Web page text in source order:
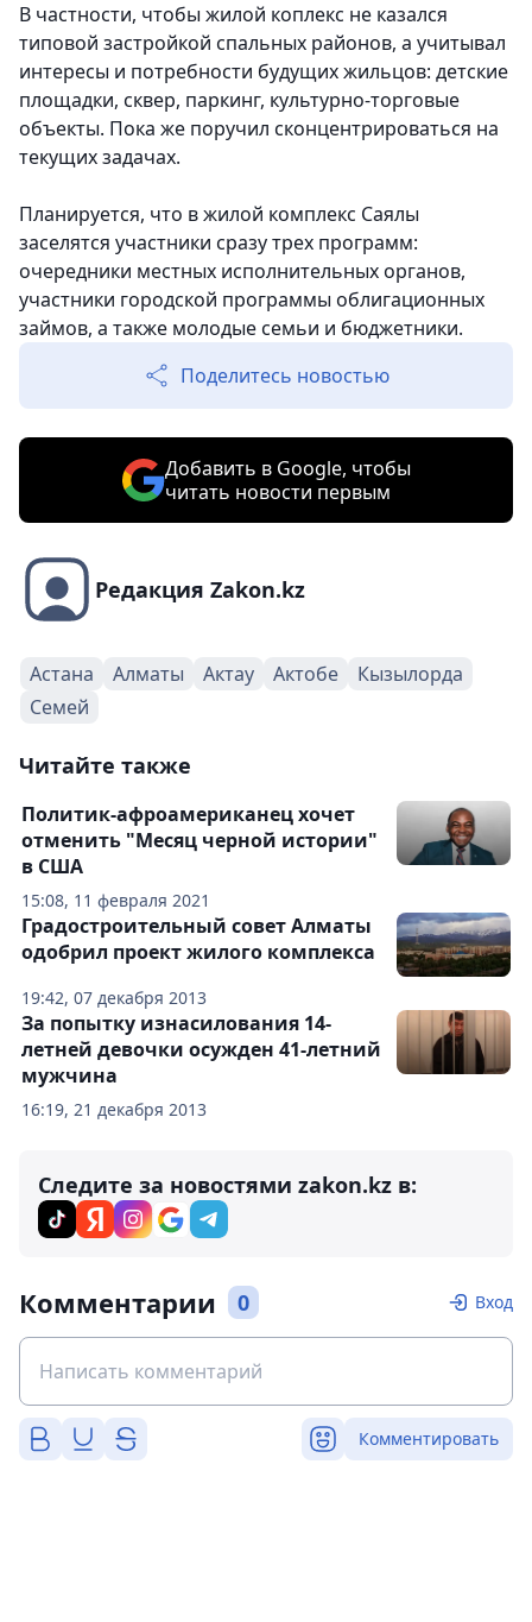
В частности, чтобы жилой коплекс не казался
типовой застройкой спальных районов, а учитывал
интересы и потребности будущих жильцов: детские
площадки, сквер, паркинг, культурно-торговые
объекты. Пока же поручил сконцентрироваться на
текущих задачах.
Планируется, что в жилой комплекс Саялы
заселятся участники сразу трех программ:
очередники местных исполнительных органов,
участники городской программы облигационных
займов, а также молодые семьи и бюджетники.
Поделитесь новостью
Добавить в Google, чтобы
читать новости первым
Редакция Zakon.kz
Астана Алматы Актау Актобе
Кызылорда
Семей
Читайте также
15:08, 11 февраля 2021
Политик-афроамериканец хочет
отменить "Месяц черной истории"
в США
19:42, 07 декабря 2013
Градостроительный совет Алматы
одобрил проект жилого комплекса
16:19, 21 декабря 2013
За попытку изнасилования 14-
летней девочки осужден 41-летний
мужчина
Следите за новостями zakon.kz в:
Комментарии 0 Вход
Комментировать